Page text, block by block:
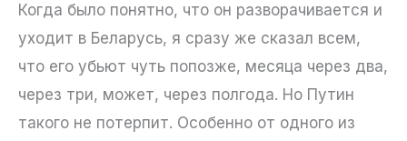
Когда было понятно, что он разворачивается и
уходит в Беларусь, я сразу же сказал всем,
что его убьют чуть попозже, месяца через два,
через три, может, через полгода. Но Путин
такого не потерпит. Особенно от одного из